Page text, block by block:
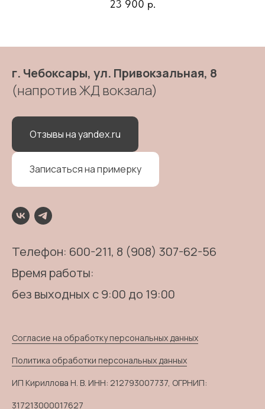
23 900 р.
г. Чебоксары, ул. Привокзальная, 8
(напротив ЖД вокзала)
Отзывы на yandex.ru
Записаться на примерку
Телефон: 600-211, 8 (908) 307-62-56
Время работы:
без выходных с 9:00 до 19:00
Согласие на обработку персональных данных
Политика обработки персональных данных
ИП Кириллова Н. В. ИНН: 212793007737, ОГРНИП:
317213000017627